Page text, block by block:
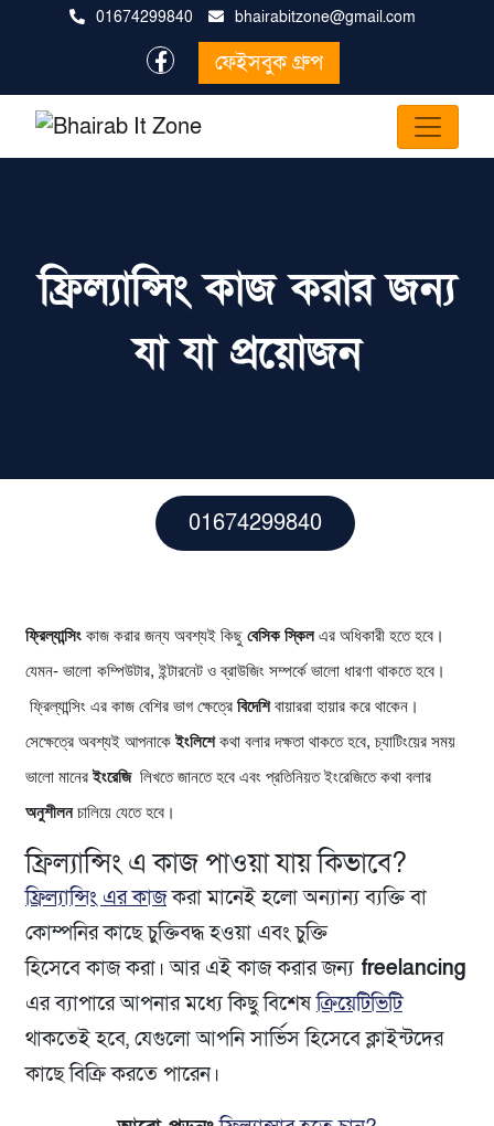
01674299840 bhairabitzone@gmail.com
ফেইসবুক গ্রুপ
ফ্রিল্যান্সিং কাজ করার জন্য
যা যা প্রয়োজন
01674299840
ফ্রিল্যান্সিং কাজ করার জন্য অবশ্যই কিছু বেসিক স্কিলএর অধিকারী হতে হবে।
যেমন- ভালো কম্পিউটার, ইন্টারনেট ও ব্রাউজিং সম্পর্কে ভালো ধারণা থাকতে হবে।
ফ্রিল্যান্সিং এর কাজ বেশির ভাগ ক্ষেত্রে বিদেশিবায়াররা হায়ার করে থাকেন।
সেক্ষেত্রে অবশ্যই আপনাকে ইংলিশেকথা বলার দক্ষতা থাকতে হবে, চ্যাটিংয়ের সময়
ভালো মানের ইংরেজিলিখতে জানতে হবে এবং প্রতিনিয়ত ইংরেজিতে কথা বলার
অনুশীলনচালিয়ে যেতে হবে।
ফ্রিল্যান্সিং এ কাজ পাওয়া যায় কিভাবে?
ফ্রিল্যান্সিং এর কাজকরা মানেই হলো অন্যান্য ব্যক্তি বা
কোম্পনির কাছে চুক্তিবদ্ধ হওয়া এবং চুক্তি
হিসেবে কাজ করা। আর এই কাজ করার জন্যfreelancing
এর ব্যাপারে আপনার মধ্যে কিছু বিশেষক্রিয়েটিভিটি
থাকতেই হবে, যেগুলো আপনি সার্ভিস হিসেবে ক্লাইন্টদের
কাছে বিক্রি করতে পারেন।